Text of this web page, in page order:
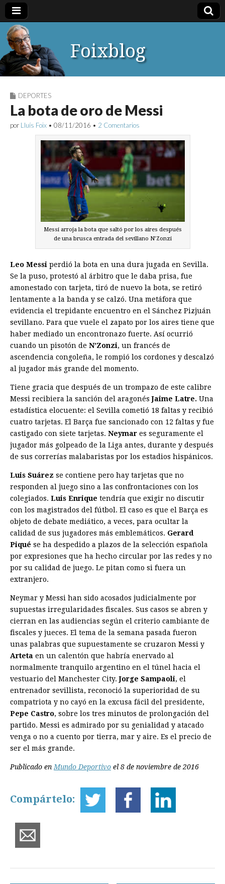
Foixblog
DEPORTES
La bota de oro de Messi
por Lluís Foix • 08/11/2016 • 2 Comentarios
Messi arroja la bota que saltó por los aires después
de una brusca entrada del sevillano N’Zonzi
Leo Messi perdió la bota en una dura jugada en Sevilla.
Se la puso, protestó al árbitro que le daba prisa, fue
amonestado con tarjeta, tiró de nuevo la bota, se retiró
lentamente a la banda y se calzó. Una metáfora que
evidencia el trepidante encuentro en el Sánchez Pizjuán
sevillano. Para que vuele el zapato por los aires tiene que
haber mediado un encontronazo fuerte. Así ocurrió
cuando un pisotón de N’Zonzi, un francés de
ascendencia congoleña, le rompió los cordones y descalzó
al jugador más grande del momento.
Tiene gracia que después de un trompazo de este calibre
Messi recibiera la sanción del aragonésJaime Latre. Una
estadística elocuente: el Sevilla cometió 18 faltas y recibió
cuatro tarjetas. El Barça fue sancionado con 12 faltas y fue
castigado con siete tarjetas. Neymar es seguramente el
jugador más golpeado de la Liga antes, durante y después
de sus correrías malabaristas por los estadios hispánicos.
Luis Suárez se contiene pero hay tarjetas que no
responden al juego sino a las confrontaciones con los
colegiados. Luis Enrique tendría que exigir no discutir
con los magistrados del fútbol. El caso es que el Barça es
objeto de debate mediático, a veces, para ocultar la
calidad de sus jugadores más emblemáticos. Gerard
Piqué se ha despedido a plazos de la selección española
por expresiones que ha hecho circular por las redes y no
por su calidad de juego. Le pitan como si fuera un
extranjero.
Neymar y Messi han sido acosados judicialmente por
supuestas irregularidades fiscales. Sus casos se abren y
cierran en las audiencias según el criterio cambiante de
fiscales y jueces. El tema de la semana pasada fueron
unas palabras que supuestamente se cruzaron Messi y
Arteta en un calentón que habría enervado al
normalmente tranquilo argentino en el túnel hacia el
vestuario del Manchester City.Jorge Sampaoli, el
entrenador sevillista, reconoció la superioridad de su
compatriota y no cayó en la excusa fácil del presidente,
Pepe Castro, sobre los tres minutos de prolongación del
partido. Messi es admirado por su genialidad y atacado
venga o no a cuento por tierra, mar y aire. Es el precio de
ser el más grande.
Publicado en Mundo Deportivo el 8 de noviembre de 2016
Compártelo: